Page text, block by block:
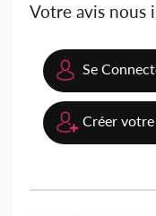
Votre avis nous
Se
Créer